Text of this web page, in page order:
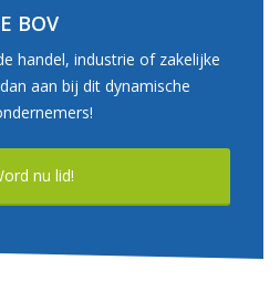
BOV
handel, industrie of zakelijke
aan bij dit dynamische
nu lid!